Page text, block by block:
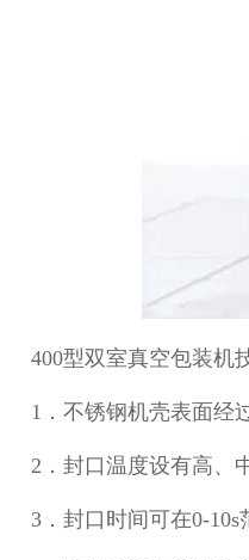
400型双室真空包装机
1．不锈钢机壳表面经
2．封口温度设有高、
3．封口时间可在0-